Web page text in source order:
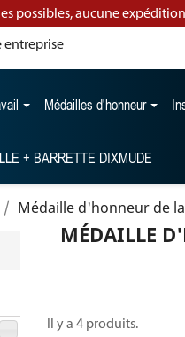
possibles, aucune
entreprise
Médailles d'honneur
+ BARRETTE DIXMUDE
Médaille d'honneur de
MÉDAILLE
Il y a 4 produits.